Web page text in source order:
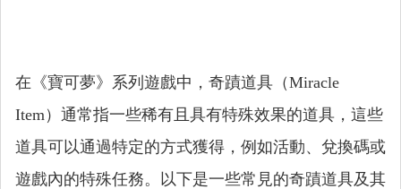
在《寶可夢》系列遊戲中，奇蹟道具（Miracle
Item）通常指一些稀有且具有特殊效果的道具，這些
道具可以通過特定的方式獲得，例如活動、兌換碼或
遊戲內的特殊任務。以下是一些常見的奇蹟道具及其